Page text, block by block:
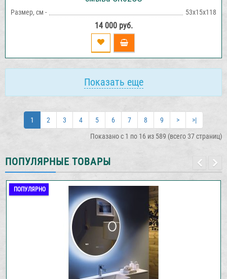
Размер, см - 53х15х118
14 000 руб.
Показать еще
1 2 3 4 5 6 7 8 9 >
>|
Показано с 1 по 16 из 589 (всего 37 страниц)
ПОПУЛЯРНЫЕ ТОВАРЫ
ПОПУЛЯРНО